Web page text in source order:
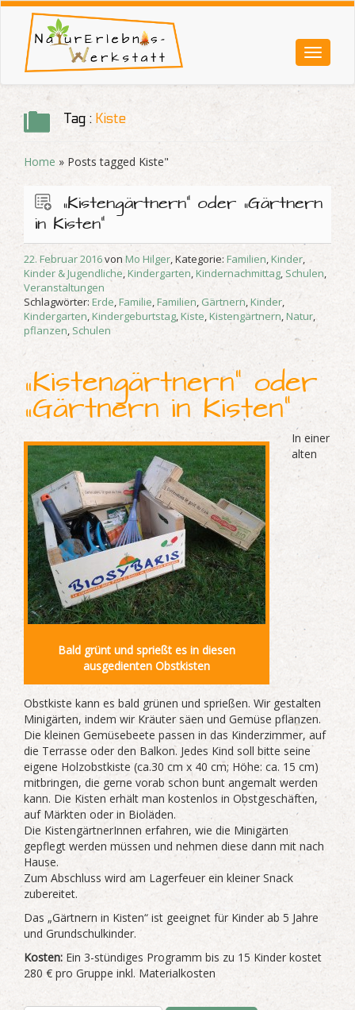
Tag : Kiste
Home » Posts tagged Kiste"
„Kistengärtnern“ oder „Gärtnern
in Kisten“
22. Februar 2016von Mo Hilger, Kategorie: Familien,Kinder,
Kinder & Jugendliche,Kindergarten,Kindernachmittag, Schulen,
Veranstaltungen
Schlagwörter: Erde, Familie,Familien, Gärtnern,Kinder,
Kindergarten,Kindergeburtstag,Kiste,Kistengärtnern,Natur,
pflanzen, Schulen
„Kistengärtnern“ oder
„Gärtnern in Kisten“
Bald grünt und sprießt es in diesen
ausgedienten Obstkisten
In einer
alten
Obstkiste kann es bald grünen und sprießen. Wir gestalten
Minigärten, indem wir Kräuter säen und Gemüse pflanzen.
Die kleinen Gemüsebeete passen in das Kinderzimmer, auf
die Terrasse oder den Balkon. Jedes Kind soll bitte seine
eigene Holzobstkiste (ca.30 cm x 40 cm; Höhe: ca. 15 cm)
mitbringen, die gerne vorab schon bunt angemalt werden
kann. Die Kisten erhält man kostenlos in Obstgeschäften,
auf Märkten oder in Bioläden.
Die KistengärtnerInnen erfahren, wie die Minigärten
gepflegt werden müssen und nehmen diese dann mit nach
Hause.
Zum Abschluss wird am Lagerfeuer ein kleiner Snack
zubereitet.
Das „Gärtnern in Kisten“ ist geeignet für Kinder ab 5 Jahre
und Grundschulkinder.
Kosten: Ein 3-stündiges Programm bis zu 15 Kinder kostet
280 € pro Gruppe inkl. Materialkosten